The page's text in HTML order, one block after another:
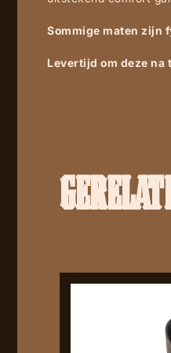
Sommige maten zijn
Levertijd om deze na